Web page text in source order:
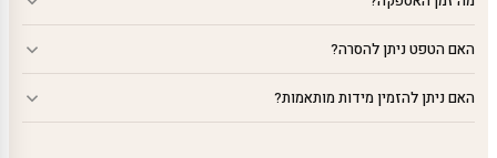
האם הטפט ניתן להסרה?
האם ניתן להזמין מידות מותאמות?